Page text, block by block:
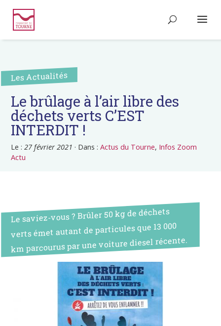
Les Actualités
Le brûlage à l’air libre des
déchets verts C’EST
INTERDIT !
Le :27 février 2021 · Dans :Actus du Tourne, Infos Zoom
Actu
Le saviez-vous ? Brûler 50 kg de déchets
verts émet autant de particules que 13 000
km parcourus par une voiture diesel récente.